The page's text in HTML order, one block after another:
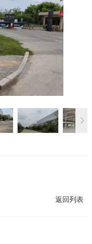
返回列表